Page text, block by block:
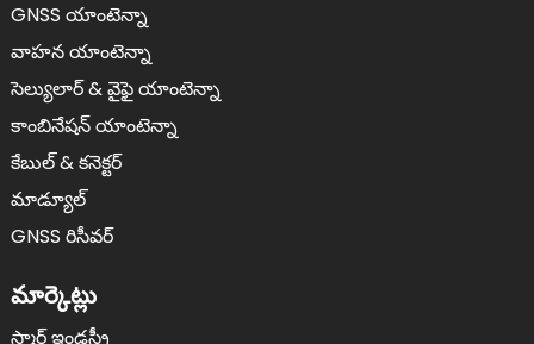
GNSS యాంటెన్నా
వాహన యాంటెన్నా
సెల్యులార్ & వైఫై యాంటెన్నా
కాంబినేషన్ యాంటెన్నా
కేబుల్ & కనెక్టర్
మాడ్యూల్
GNSS రిసీవర్
మార్కెట్లు
స్మార్ట్ ఇండస్ట్రీ